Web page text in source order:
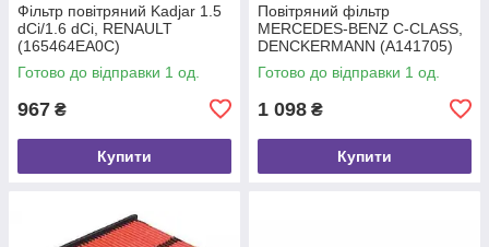
Фільтр повітряний Kadjar 1.5
dCi/1.6 dCi, RENAULT
(165464EA0C)
Готово до відправки 1 од.
967 ₴
Купити
Повітряний фільтр
MERCEDES-BENZ C-CLASS,
DENCKERMANN (A141705)
Готово до відправки 1 од.
1 098 ₴
Купити